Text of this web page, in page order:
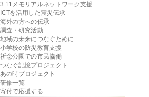
3.11メモリアルネットワーク支援
ICTを活用した震災伝承
海外の方への伝承
調査・研究活動
地域の未来につなぐために
小学校の防災教育支援
祈念公園での市民協働
つなぐ記憶プロジェクト
あの時プロジェクト
研修一覧
寄付で応援する